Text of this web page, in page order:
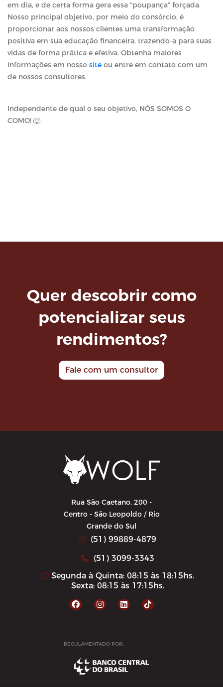
em dia, e de certa forma gera essa “poupança” forçada.
Nosso principal objetivo, por meio do consórcio, é
proporcionar aos nossos clientes uma transformação
positiva em sua educação financeira, trazendo-a para suas
vidas de forma prática e efetiva. Obtenha maiores
informações em nosso site ou entre em contato com um
de nossos consultores.
Independente de qual o seu objetivo, NÓS SOMOS O
COMO! 🐺
Quer descobrir como
potencializar seus
rendimentos?
Fale com um consultor
Rua São Caetano, 200 -
Centro - São Leopoldo / Rio
Grande do Sul
(51) 99889-4879
(51) 3099-3343
Segunda à Quinta: 08:15 às 18:15hs.
Sexta: 08:15 às 17:15hs.
REGULAMENTADO POR: